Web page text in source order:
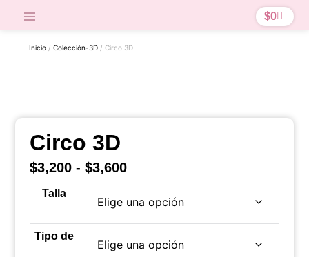
$0
Inicio /Colección-3D / Circo 3D
Circo 3D
$3,200 - $3,600
Talla
Tipo de